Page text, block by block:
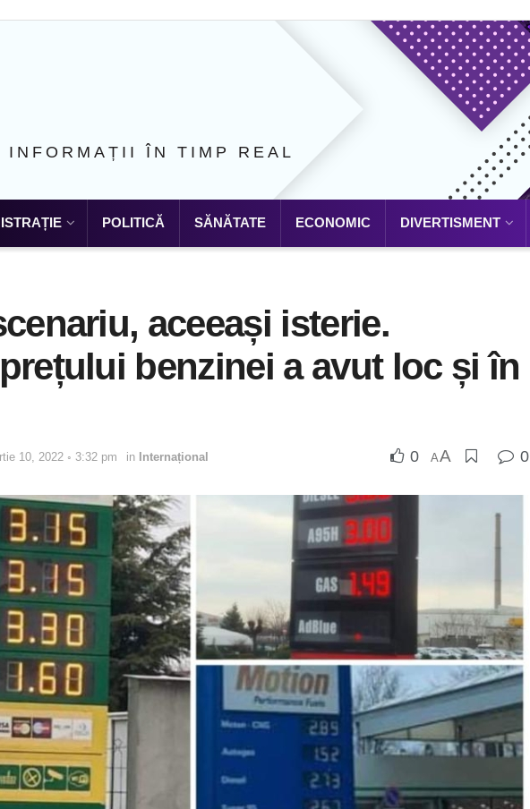
INFORMAȚII ÎN TIMP REAL
POLITICĂ SĂNĂTATE ECONOMIC DIVERTISMENT
aceeași isterie.
benzinei a avut loc și în
10, 2022 ◦ 3:32 pm in Internațional 0 AA 0